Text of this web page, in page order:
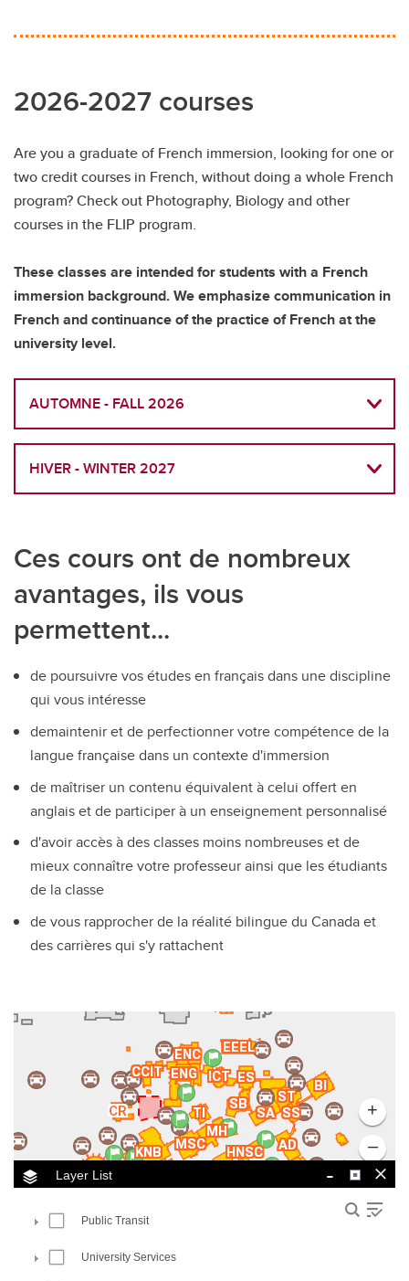
2026-2027 courses
Are you a graduate of French immersion, looking for one or
two credit courses in French, without doing a whole French
program? Check out Photography, Biology and other
courses in the FLIP program.
These classes are intended for students with a French
immersion background. We emphasize communication in
French and continuance of the practice of French at the
university level.
AUTOMNE - FALL 2026
HIVER - WINTER 2027
Ces cours ont de nombreux
avantages, ils vous
permettent...
de poursuivre vos études en français dans une discipline
qui vous intéresse
demaintenir et de perfectionner votre compétence de la
langue française dans un contexte d'immersion
de maîtriser un contenu équivalent à celui offert en
anglais et de participer à un enseignement personnalisé
d'avoir accès à des classes moins nombreuses et de
mieux connaître votre professeur ainsi que les étudiants
de la classe
de vous rapprocher de la réalité bilingue du Canada et
des carrières qui s'y rattachent